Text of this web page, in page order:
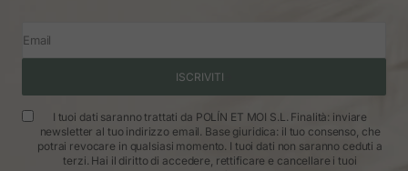
Email
ISCRIVITI
I tuoi dati saranno trattati da POLÍN ET MOI S.L. Finalità: inviare
newsletter al tuo indirizzo email. Base giuridica: il tuo consenso, che
potrai revocare in qualsiasi momento. I tuoi dati non saranno ceduti a
terzi. Hai il diritto di accedere, rettificare e cancellare i tuoi